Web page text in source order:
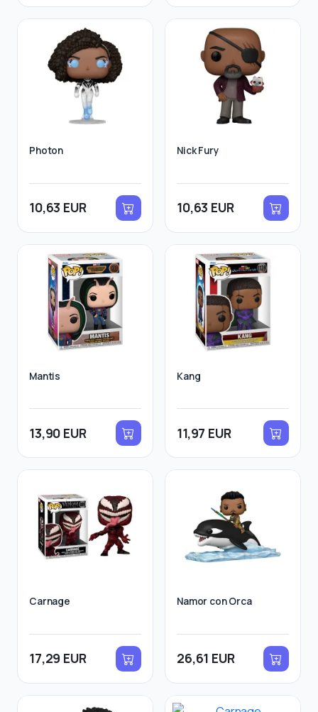
Photon
10,63 EUR
Nick Fury
10,63 EUR
Mantis
13,90 EUR
Kang
11,97 EUR
Carnage
17,29 EUR
Namor con Orca
26,61 EUR